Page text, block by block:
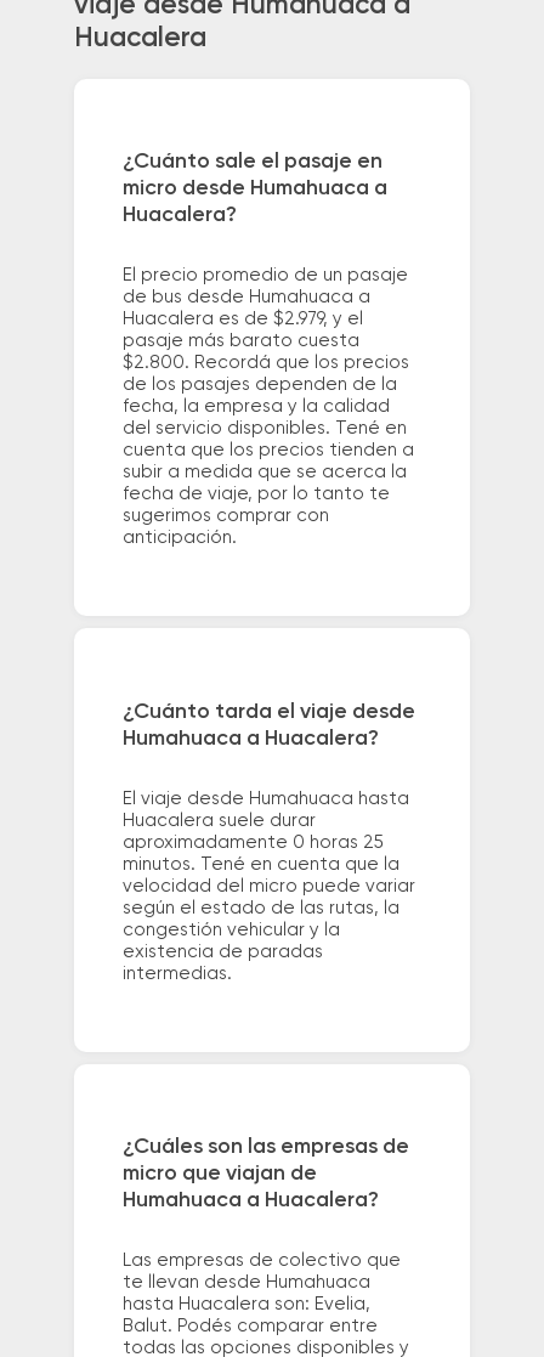
viaje desde Humahuaca a
Huacalera
¿Cuánto sale el pasaje en
micro desde Humahuaca a
Huacalera?
El precio promedio de un pasaje
de bus desde Humahuaca a
Huacalera es de $2.979, y el
pasaje más barato cuesta
$2.800. Recordá que los precios
de los pasajes dependen de la
fecha, la empresa y la calidad
del servicio disponibles. Tené en
cuenta que los precios tienden a
subir a medida que se acerca la
fecha de viaje, por lo tanto te
sugerimos comprar con
anticipación.
¿Cuánto tarda el viaje desde
Humahuaca a Huacalera?
El viaje desde Humahuaca hasta
Huacalera suele durar
aproximadamente 0 horas 25
minutos. Tené en cuenta que la
velocidad del micro puede variar
según el estado de las rutas, la
congestión vehicular y la
existencia de paradas
intermedias.
¿Cuáles son las empresas de
micro que viajan de
Humahuaca a Huacalera?
Las empresas de colectivo que
te llevan desde Humahuaca
hasta Huacalera son: Evelia,
Balut. Podés comparar entre
todas las opciones disponibles y